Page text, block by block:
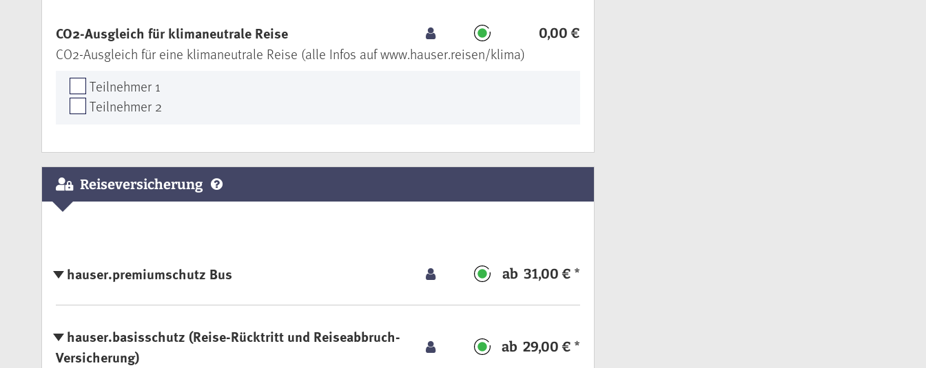
CO2-Ausgleich für klimaneutrale Reise 0,00 €
CO2-Ausgleich für eine klimaneutrale Reise (alle Infos auf www.hauser.reisen/klima)
Teilnehmer 1
Teilnehmer 2
Reiseversicherung
hauser.premiumschutz Bus ab 31,00 € *
hauser.basisschutz (Reise-Rücktritt und Reiseabbruch-
Versicherung)
ab 29,00 € *